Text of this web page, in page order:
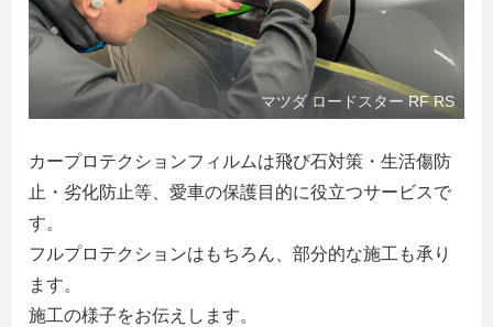
マツダ ロードスター RF RS
カープロテクションフィルムは飛び石対策・生活傷防
止・劣化防止等、愛車の保護目的に役立つサービスで
す。
フルプロテクションはもちろん、部分的な施工も承り
ます。
施工の様子をお伝えします。